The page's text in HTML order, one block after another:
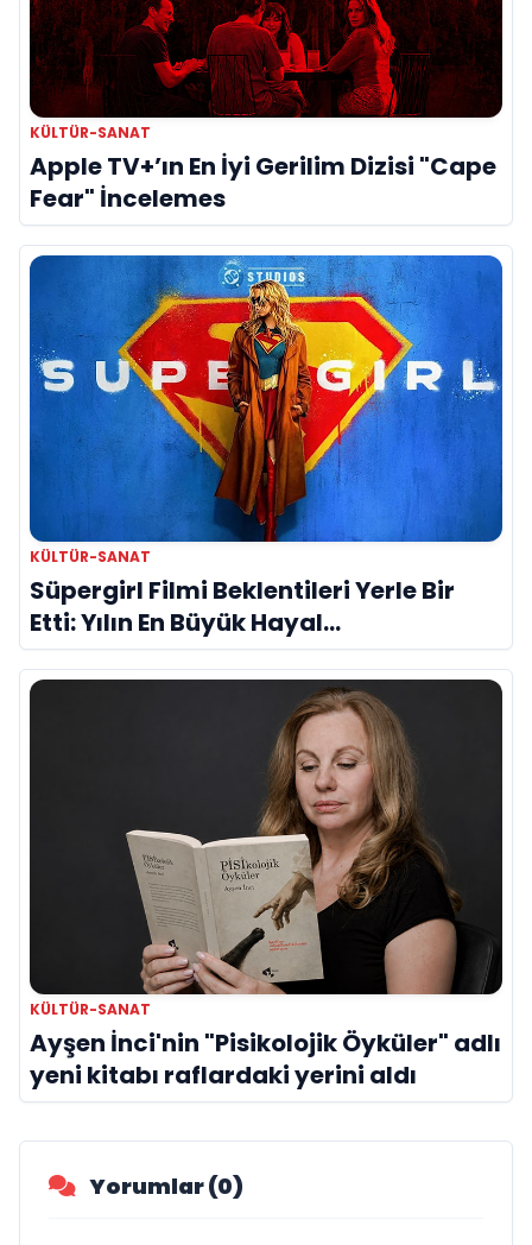
KÜLTÜR-SANAT
Apple TV+’ın En İyi Gerilim Dizisi "Cape
Fear" İncelemes
KÜLTÜR-SANAT
Süpergirl Filmi Beklentileri Yerle Bir
Etti: Yılın En Büyük Hayal
Kırıklıklarından Biri mi?
KÜLTÜR-SANAT
Ayşen İnci'nin "Pisikolojik Öyküler" adlı
yeni kitabı raflardaki yerini aldı
Yorumlar (0)